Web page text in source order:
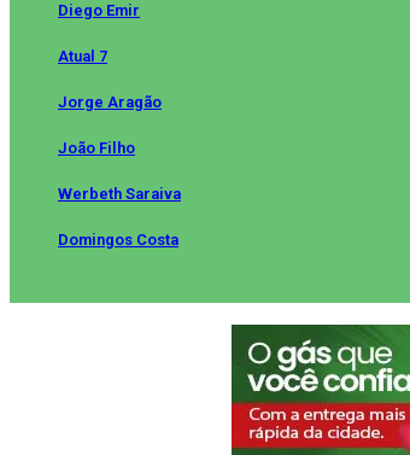
Diego Emir
Atual 7
Jorge Aragão
João Filho
Werbeth Saraiva
Domingos Costa